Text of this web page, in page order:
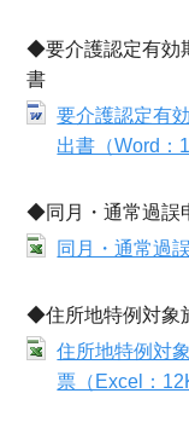
◆要介護認定有効
書
要介護認定有
出書（Word：
◆同月・通常過誤
同月・通常過
◆住所地特例対象
住所地特例対
票（Excel：